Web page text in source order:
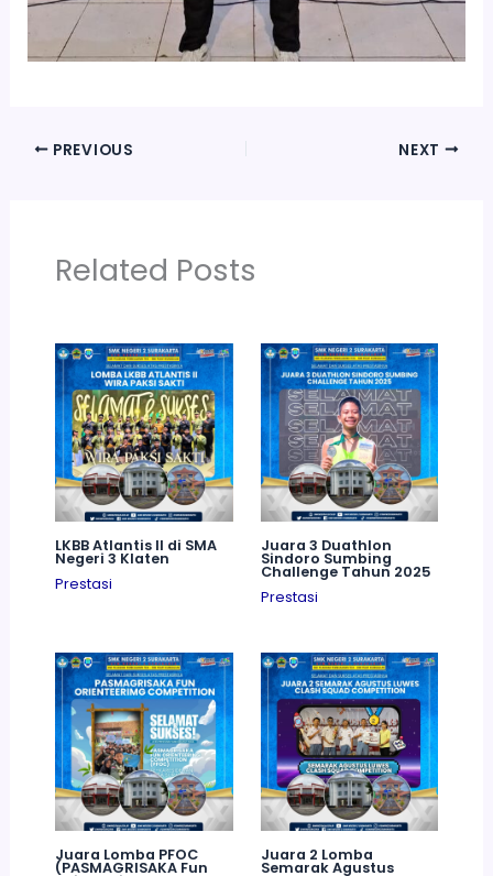
PREVIOUS NEXT
Related Posts
LKBB Atlantis II di SMA
Negeri 3 Klaten
Prestasi
Juara 3 Duathlon
Sindoro Sumbing
Challenge Tahun 2025
Prestasi
Juara Lomba PFOC
(PASMAGRISAKA Fun
Juara 2 Lomba
Semarak Agustus